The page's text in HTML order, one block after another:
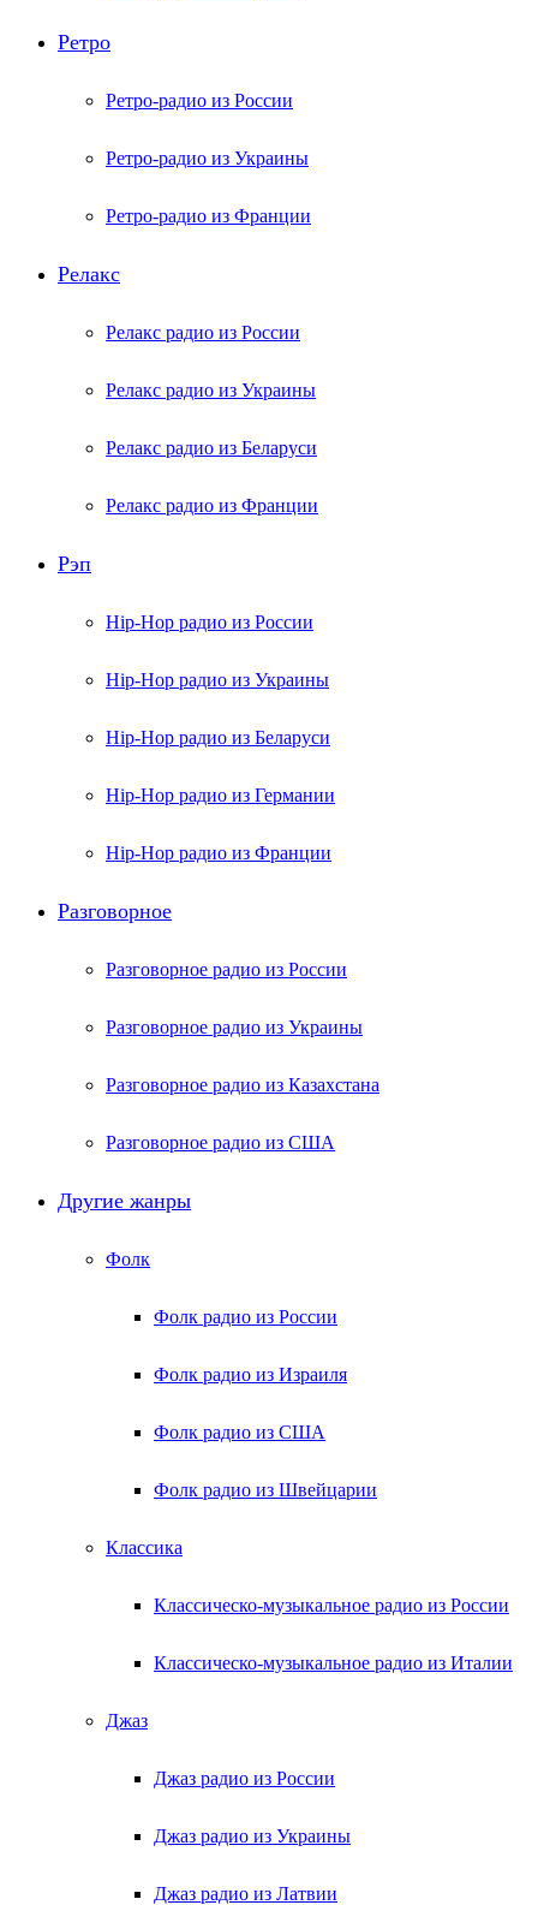
Ретро
Ретро-радио из России
Ретро-радио из Украины
Ретро-радио из Франции
Релакс
Релакс радио из России
Релакс радио из Украины
Релакс радио из Беларуси
Релакс радио из Франции
Рэп
Hip-Hop радио из России
Hip-Hop радио из Украины
Hip-Hop радио из Беларуси
Hip-Hop радио из Германии
Hip-Hop радио из Франции
Разговорное
Разговорное радио из России
Разговорное радио из Украины
Разговорное радио из Казахстана
Разговорное радио из США
Другие жанры
Фолк
Фолк радио из России
Фолк радио из Израиля
Фолк радио из США
Фолк радио из Швейцарии
Классика
Классическо-музыкальное радио из России
Классическо-музыкальное радио из Италии
Джаз
Джаз радио из России
Джаз радио из Украины
Джаз радио из Латвии